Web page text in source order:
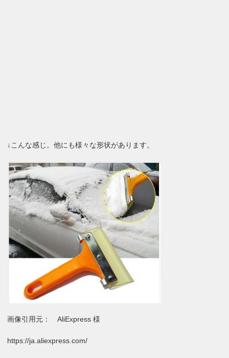
↓こんな感じ。他にも様々な形状があります。
画像引用元： AliExpress 様
https://ja.aliexpress.com/